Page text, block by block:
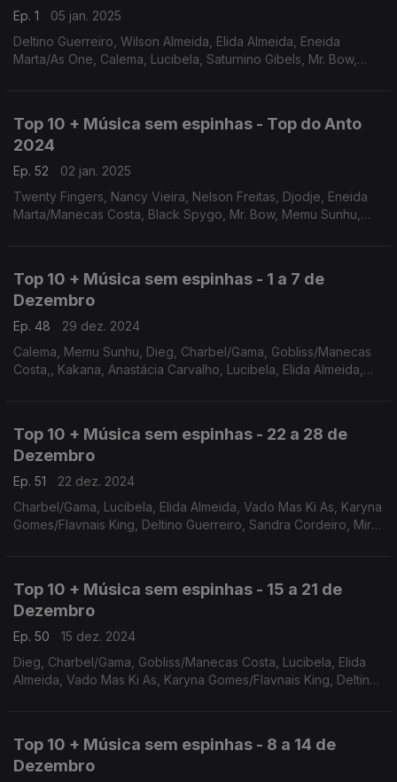
Ep. 1
05 jan. 2025
Deltino Guerreiro, Wilson Almeida, Elida Almeida, Eneida
Marta/As One, Calema, Lucibela, Saturnino Gibels, Mr. Bow,
Top 10 + Música sem espinhas - Top do Anto
2024
Ep. 52
02 jan. 2025
Twenty Fingers, Nancy Vieira, Nelson Freitas, Djodje, Eneida
Marta/Manecas Costa, Black Spygo, Mr. Bow, Memu Sunhu,
Top 10 + Música sem espinhas - 1 a 7 de
Dezembro
Ep. 48
29 dez. 2024
Calema, Memu Sunhu, Dieg, Charbel/Gama, Gobliss/Manecas
Costa,, Kakana, Anastácia Carvalho, Lucibela, Elida Almeida,
Top 10 + Música sem espinhas - 22 a 28 de
Dezembro
Ep. 51
22 dez. 2024
Charbel/Gama, Lucibela, Elida Almeida, Vado Mas Ki As, Karyna
Gomes/Flavnais King, Deltino Guerreiro, Sandra Cordeiro, Mira
Top 10 + Música sem espinhas - 15 a 21 de
Dezembro
Ep. 50
15 dez. 2024
Dieg, Charbel/Gama, Gobliss/Manecas Costa, Lucibela, Elida
Almeida, Vado Mas Ki As, Karyna Gomes/Flavnais King, Deltino
Top 10 + Música sem espinhas - 8 a 14 de
Dezembro